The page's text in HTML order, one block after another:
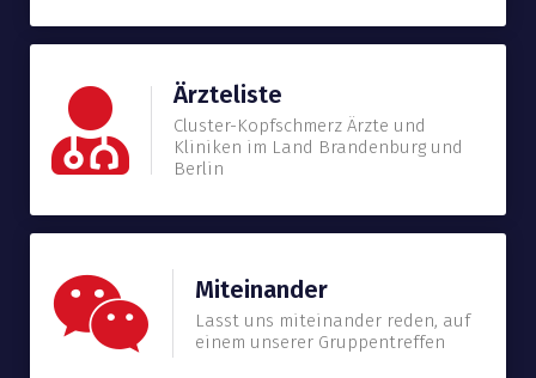
Ärzteliste
Cluster-Kopfschmerz Ärzte und
Kliniken im Land Brandenburg und
Berlin
Miteinander
Lasst uns miteinander reden, auf
einem unserer Gruppentreffen